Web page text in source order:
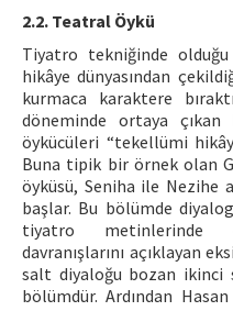
2.2. Teatral Öykü
Tiyatro tekniğinde
hikâye dünyasından
kurmaca karaktere
döneminde ortaya
öykücüleri “tekellümi
Buna tipik bir örnek olan
öyküsü, Seniha ile Nezihe
başlar. Bu bölümde
tiyatro metinlerinde
davranışlarını açıklayan
salt diyaloğu bozan ikinci
bölümdür. Ardından